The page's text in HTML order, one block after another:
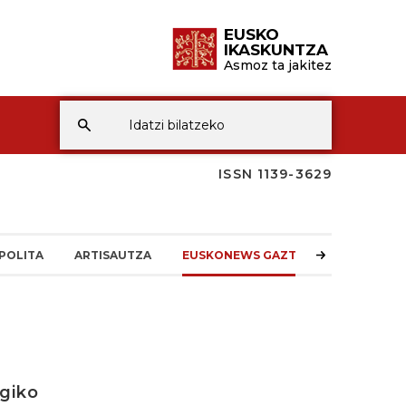
EUSKO
IKASKUNTZA
Asmoz ta jakitez
ISSN 1139-3629
ARTISAUTZA EUSKONEWS GAZTEA